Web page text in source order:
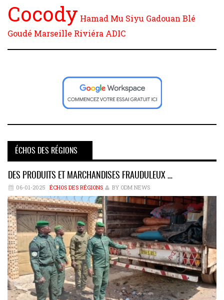
Cocody Hamad Mu Siyu Gadouan Blé
Goudé Marseille Riviéra ADIC
ÉCHOS DES RÉGIONS
DES PRODUITS ET MARCHANDISES FRAUDULEUX …
06-01-2025 ÉCHOS DES RÉGIONS BY ODM NEWS